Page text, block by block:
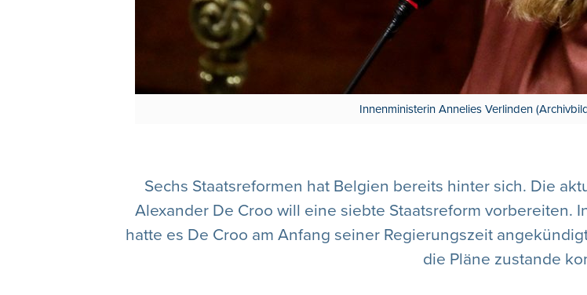
Innenministerin Annelies Verlinden
Sechs Staatsreformen hat Belgien bereits hinter sich. Die
Alexander De Croo will eine siebte Staatsreform vorbereiten.
hatte es De Croo am Anfang seiner Regierungszeit
die Pläne zustande